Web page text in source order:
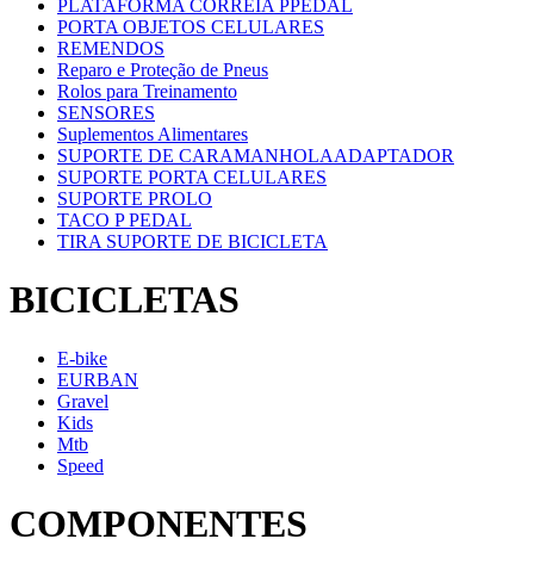
PLATAFORMA CORREIA PPEDAL
PORTA OBJETOS CELULARES
REMENDOS
Reparo e Proteção de Pneus
Rolos para Treinamento
SENSORES
Suplementos Alimentares
SUPORTE DE CARAMANHOLAADAPTADOR
SUPORTE PORTA CELULARES
SUPORTE PROLO
TACO P PEDAL
TIRA SUPORTE DE BICICLETA
BICICLETAS
E-bike
EURBAN
Gravel
Kids
Mtb
Speed
COMPONENTES